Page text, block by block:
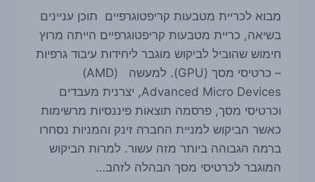
מבוא לכריית מטבעות קריפטוגרפיים תוכן עניינים
בשיאה, כריית מטבעות קריפטוגרפיים הייתה מרוץ
חימוש שהוביל לביקוש מוגבר ליחידות עיבוד גרפיות
– כרטיסי מסך (GPU). למעשה (AMD)
Advanced Micro Devices, יצרנית מעבדים
וכרטיסי מסך, פרסמה תוצאות פיננסיות מרשימות
כאשר הביקוש למניית החברה זינק והמניות נסחרו
ברמה הגבוהה ביותר מזה עשור. למרות הביקוש
המוגבר לכרטיסי מסך הבהלה לזהב…